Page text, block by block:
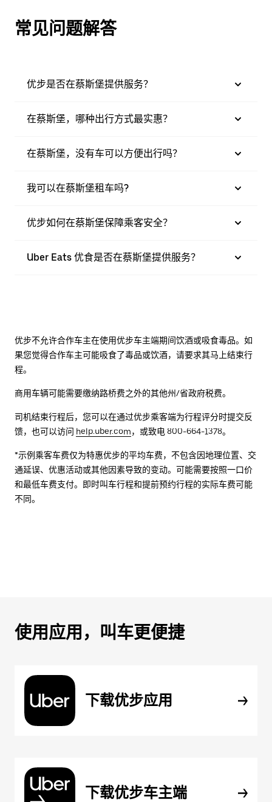
常见问题解答
优步是否在蔡斯堡提供服务？
在蔡斯堡，哪种出行方式最实惠？
在蔡斯堡，没有车可以方便出行吗？
我可以在蔡斯堡租车吗?
优步如何在蔡斯堡保障乘客安全？
Uber Eats 优食是否在蔡斯堡提供服务？
优步不允许合作车主在使用优步车主端期间饮酒或吸食毒品。如
果您觉得合作车主可能吸食了毒品或饮酒，请要求其马上结束行
程。
商用车辆可能需要缴纳路桥费之外的其他州/省政府税费。
司机结束行程后，您可以在通过优步乘客端为行程评分时提交反
馈，也可以访问 help.uber.com，或致电 800-664-1378。
*示例乘客车费仅为特惠优步的平均车费，不包含因地理位置、交
通延误、优惠活动或其他因素导致的变动。可能需要按照一口价
和最低车费支付。即时叫车行程和提前预约行程的实际车费可能
不同。
使用应用，叫车更便捷
下载优步应用
下载优步车主端